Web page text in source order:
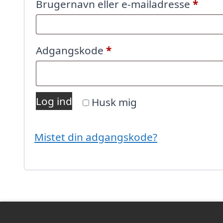
Brugernavn eller e-mailadresse *
Adgangskode *Påkrævet
Husk mig
Log ind
Mistet din adgangskode?